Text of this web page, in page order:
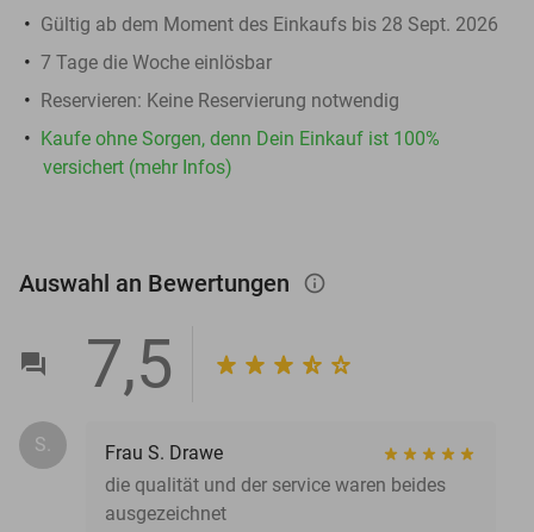
Gültig ab dem Moment des Einkaufs bis 28 Sept. 2026
7 Tage die Woche einlösbar
Reservieren: Keine Reservierung notwendig
Kaufe ohne Sorgen, denn Dein Einkauf ist 100%
versichert (mehr Infos)
Auswahl an Bewertungen info_outlined
7,5
S.
Frau S. Drawe
die qualität und der service waren beides
ausgezeichnet